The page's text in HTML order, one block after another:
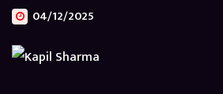
04/12/2025